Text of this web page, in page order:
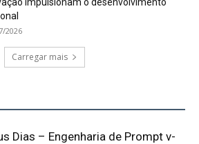
2026
Carregar mais
Dias – Engenharia de Prompt v-